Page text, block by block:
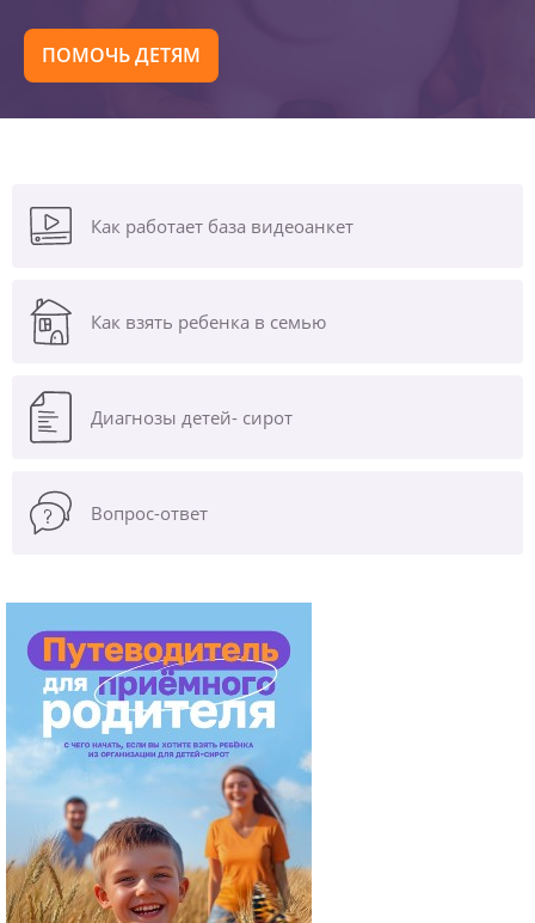
ПОМОЧЬ ДЕТЯМ
Как работает база видеоанкет
Как взять ребенка в семью
Диагнозы детей- сирот
Вопрос-ответ